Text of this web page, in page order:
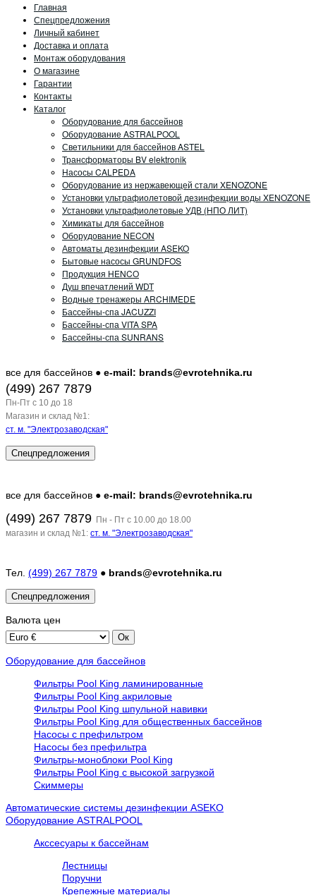
Главная
Спецпредложения
Личный кабинет
Доставка и оплата
Монтаж оборудования
О магазине
Гарантии
Контакты
Каталог
Оборудование для бассейнов
Оборудование ASTRALPOOL
Светильники для бассейнов ASTEL
Трансформаторы BV elektronik
Насосы CALPEDA
Оборудование из нержавеющей стали XENOZONE
Установки ультрафиолетовой дезинфекции воды XENOZONE
Установки ультрафиолетовые УДВ (НПО ЛИТ)
Химикаты для бассейнов
Оборудование NECON
Автоматы дезинфекции ASEKO
Бытовые насосы GRUNDFOS
Продукция HENCO
Душ впечатлений WDT
Водные тренажеры ARCHIMEDE
Бассейны-спа JACUZZI
Бассейны-спа VITA SPA
Бассейны-спа SUNRANS
все для бассейнов ● e-mail: brands@evrotehnika.ru
(499) 267 7879
Пн-Пт c 10 до 18
Магазин и склад №1:
ст. м. "Электрозаводская"
Спецпредложения
все для бассейнов ● e-mail: brands@evrotehnika.ru
(499) 267 7879 Пн - Пт с 10.00 до 18.00
магазин и склад №1: ст. м. "Электрозаводская"
Тел. (499) 267 7879 ● brands@evrotehnika.ru
Спецпредложения
Валюта цен
Оборудование для бассейнов
Фильтры Pool King ламинированные
Фильтры Pool King акриловые
Фильтры Pool King шпульной навивки
Фильтры Pool King для общественных бассейнов
Насосы с префильтром
Насосы без префильтра
Фильтры-моноблоки Pool King
Фильтры Pool King с высокой загрузкой
Скиммеры
Автоматические системы дезинфекции ASEKO
Оборудование ASTRALPOOL
Акссесуары к бассейнам
Лестницы
Поручни
Крепежные материалы